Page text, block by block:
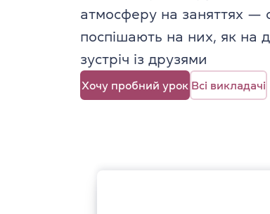
атмосферу на заняттях —
поспішають на них, як на
зустріч із друзями
Хочу пробний урок Всі викладачі